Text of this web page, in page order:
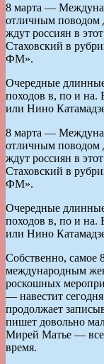
8 марта —
отличным поводом
ждут россиян в
Стаховский в
ФМ».
Очередные
походов в, по и на.
или Нино
8 марта —
отличным поводом
ждут россиян в
Стаховский в
ФМ».
Очередные
походов в, по и на.
или Нино
Собственно, самое
международным
роскошных
— навестит
продолжает
пишет довольно
Мирей Матье —
время.